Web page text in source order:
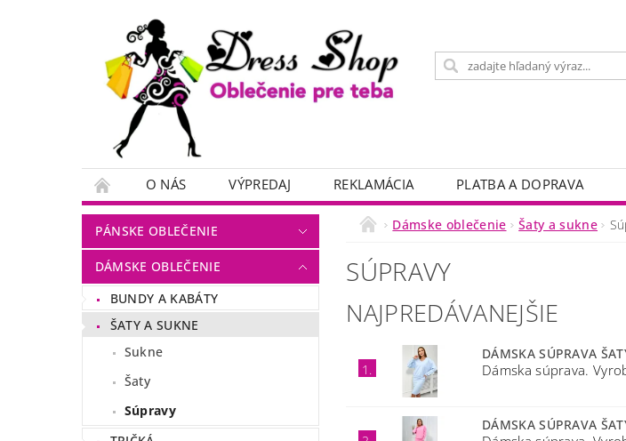
O NÁS VÝPREDAJ REKLAMÁCIA PLATBA A DOPRAVA
PÁNSKE OBLEČENIE
DÁMSKE OBLEČENIE
BUNDY A KABÁTY
ŠATY A SUKNE
Sukne
Šaty
Súpravy
Dámske oblečenie Šaty a sukne
SÚPRAVY
NAJPREDÁVANEJŠIE
1.
DÁMSKA SÚPRAVA
Dámska súprava.
DÁMSKA SÚPRAVA